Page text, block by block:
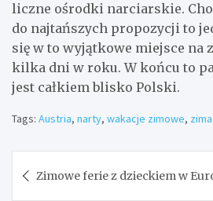
liczne ośrodki narciarskie.
do najtańszych propozycji to
się w to wyjątkowe miejsce na
kilka dni w roku. W końcu to
jest całkiem blisko Polski.
Tags: Austria, narty, wakacje zimowe, zima
wpisu
Zimowe ferie z dzieckiem w